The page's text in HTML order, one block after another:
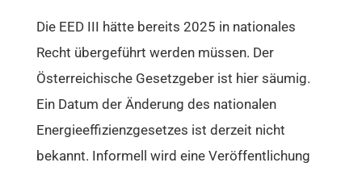
Die EED III hätte bereits 2025 in nationales
Recht übergeführt werden müssen. Der
Österreichische Gesetzgeber ist hier säumig.
Ein Datum der Änderung des nationalen
Energieeffizienzgesetzes ist derzeit nicht
bekannt. Informell wird eine Veröffentlichung